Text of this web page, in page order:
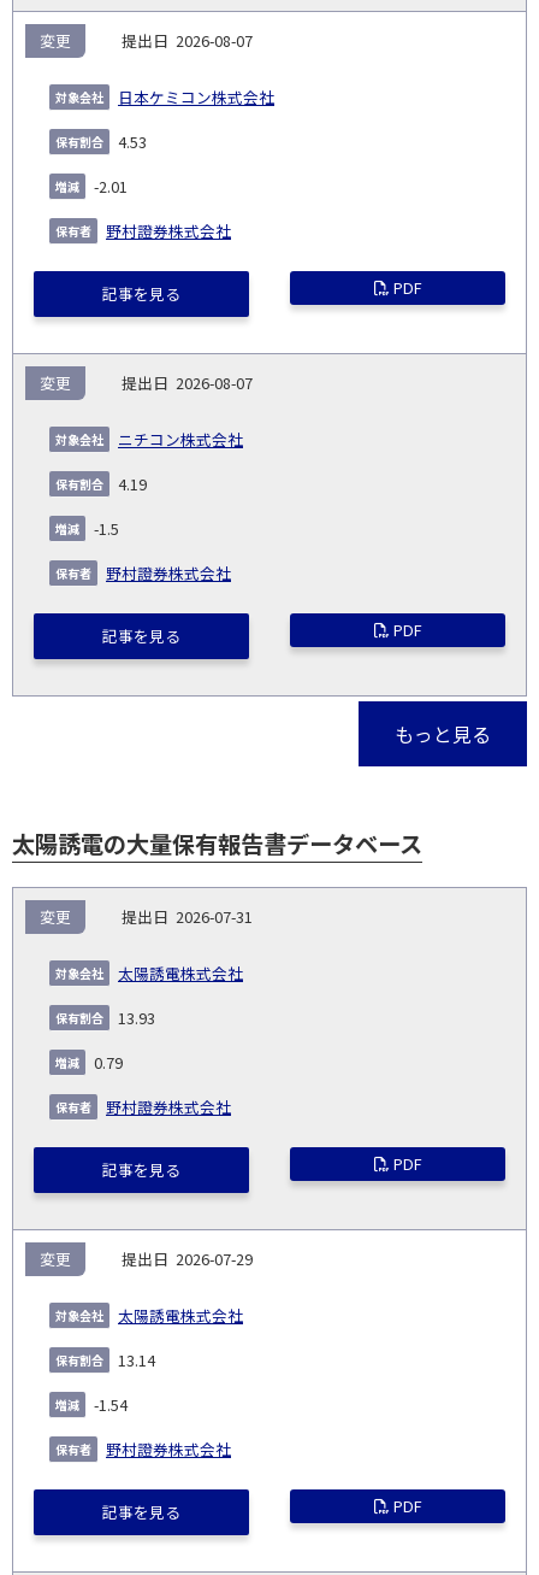
2026-08-07
日本ケミコン株式会社
変更
4.53
-2.01
野村證券株式会社
記事を見る PDF
2026-08-07
ニチコン株式会社
変更
4.19
-1.5
野村證券株式会社
記事を見る PDF
もっと見る
太陽誘電の大量保有報告書データベース
NO.
告
義
務
発
生
日
出
コー
象
2026-07-31
太陽誘電株式会社
変更
13.93
0.79
野村證券株式会社
記事を見る PDF
2026-07-29
太陽誘電株式会社
変更
13.14
-1.54
野村證券株式会社
記事を見る PDF